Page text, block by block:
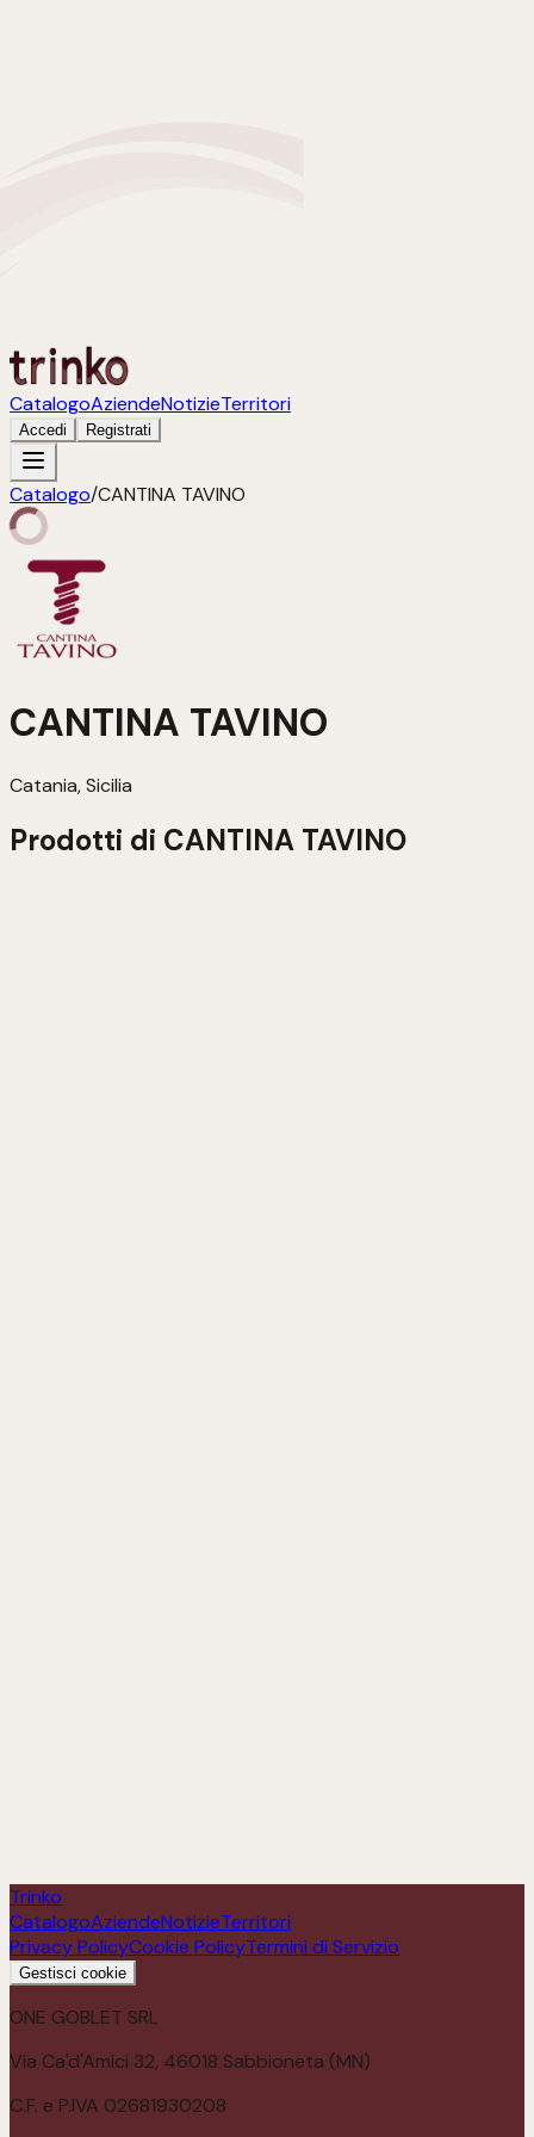
CatalogoAziendeNotizieTerritori
Accedi Registrati
Catalogo/CANTINA TAVINO
CANTINA TAVINO
Catania, Sicilia
Prodotti di CANTINA TAVINO
Trinko
CatalogoAziendeNotizieTerritori
Privacy PolicyCookie PolicyTermini di Servizio
Gestisci cookie
ONE GOBLET SRL
Via Ca'd'Amici 32, 46018 Sabbioneta (MN)
C.F. e P.IVA 02681930208